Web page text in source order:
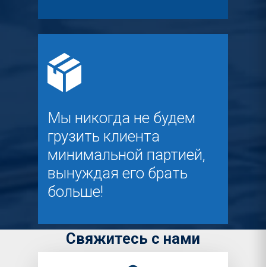
Мы никогда не будем
грузить клиента
минимальной партией,
вынуждая его брать
больше!
Свяжитесь с нами